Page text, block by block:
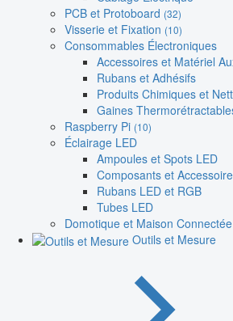
PCB et Protoboard (32)
Visserie et Fixation (10)
Consommables Électroniques
Accessoires et Matériel
Rubans et Adhésifs
Produits Chimiques et
Gaines
Raspberry Pi (10)
Éclairage LED
Ampoules et Spots LED
Composants et
Rubans LED et RGB
Tubes LED
Domotique et Maison Connectée
Outils et Mesure